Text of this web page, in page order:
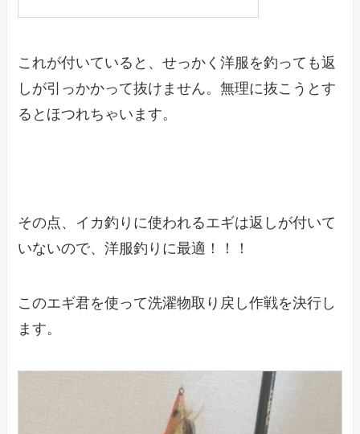
これが付いていると、せっかく洋服を釣っても返
しが引っかかって抜けません。無理に抜こうとす
るとほつれちゃいます。
その点、イカ釣りに使われるエギは返しが付いて
いないので、洋服釣りに最適！！！
このエギ君を使って洗濯物取り戻し作戦を決行し
ます。